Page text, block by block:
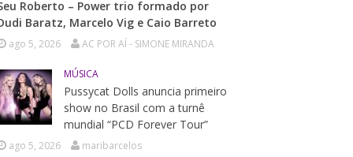
Roberto – Power trio formado por
Baratz, Marcelo Vig e Caio Barreto
ago 5, 2026 AC POR AÍ - SIMONE MIRANDA
MÚSICA
Pussycat Dolls anuncia primeiro
show no Brasil com a turnê
mundial “PCD Forever Tour”
ago 5, 2026 maribarcelos